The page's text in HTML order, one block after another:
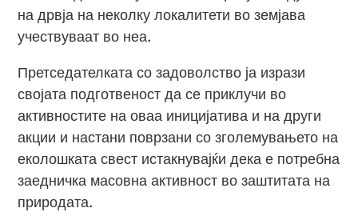
на дрвја на неколку локалитети во земјава
учествуваат во неа.
Претседателката со задоволство ја изрази
својата подготвеност да се приклучи во
активностите на оваа иницијатива и на други
акции и настани поврзани со зголемувањето на
еколошката свест истакнувајќи дека е потребна
заедничка масовна активност во заштитата на
природата.